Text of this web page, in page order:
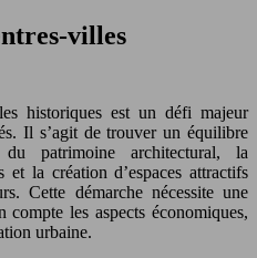
villes
historiques est un défi majeur
Il s’agit de trouver un équilibre
patrimoine architectural, la
et la création d’espaces attractifs
Cette démarche nécessite une
les aspects économiques,
urbaine.